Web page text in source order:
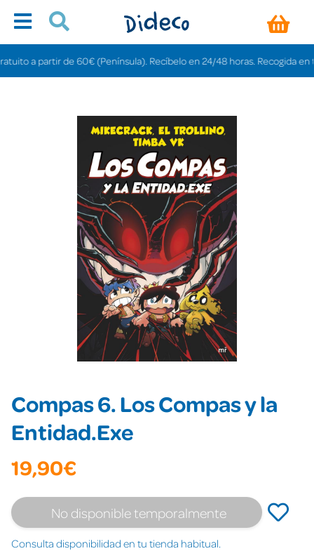
a partir de 60€ (Península). Recíbelo en 24/48 horas. Recogida en
Compas 6. Los Compas y la
Entidad.Exe
19,90€
No disponible temporalmente
Consulta disponibilidad en tu tienda habitual.